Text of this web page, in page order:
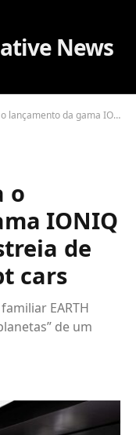
na China com a estreia de dois novos concept cars
o
IONIQ
de
cars
EARTH
de um